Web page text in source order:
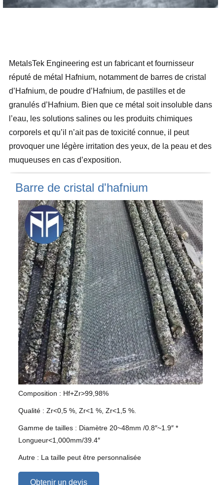
MetalsTek Engineering est un fabricant et fournisseur
réputé de métal Hafnium, notamment de barres de cristal
d’Hafnium, de poudre d’Hafnium, de pastilles et de
granulés d’Hafnium. Bien que ce métal soit insoluble dans
l’eau, les solutions salines ou les produits chimiques
corporels et qu’il n’ait pas de toxicité connue, il peut
provoquer une légère irritation des yeux, de la peau et des
muqueuses en cas d’exposition.
Barre de cristal d'hafnium
Composition : Hf+Zr>99,98%
Qualité : Zr<0,5 %, Zr<1 %, Zr<1,5 %.
Gamme de tailles : Diamètre 20~48mm /0.8″~1.9″ *
Longueur<1,000mm/39.4″
Autre : La taille peut être personnalisée
Obtenir un devis